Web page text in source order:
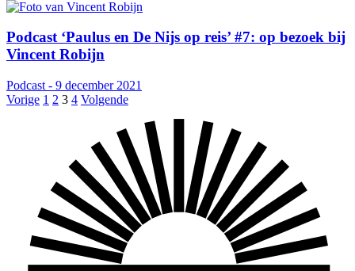
Podcast ‘Paulus en De Nijs op reis’ #7: op bezoek bij
Vincent Robijn
Podcast - 9 december 2021
Vorige 1 2 3 4 Volgende